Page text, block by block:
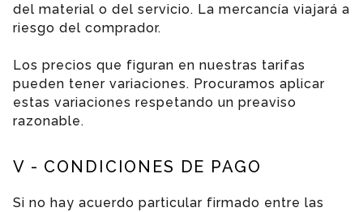
del material o del servicio. La mercancía viajará a
riesgo del comprador.
Los precios que figuran en nuestras tarifas
pueden tener variaciones. Procuramos aplicar
estas variaciones respetando un preaviso
razonable.
V - CONDICIONES DE PAGO
Si no hay acuerdo particular firmado entre las